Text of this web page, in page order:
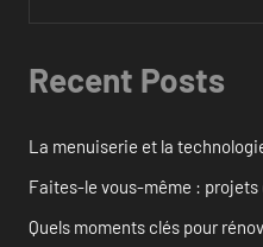
Recent Posts
La menuiserie et la
Faites-le vous-même :
Quels moments clés pour